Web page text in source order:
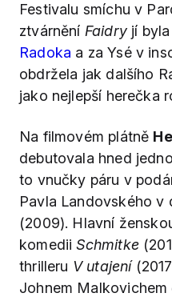
Festivalu smíchu v
ztvárnění Faidryjí byla
Radoka a za Ysé v
obdržela jak dalšího
jako nejlepší herečka
Na filmovém plátně
debutovala hned
to vnučky páru v
Pavla Landovského v
(2009). Hlavní
komediiSchmitke
thrilleru V utajení
Johnem Malkovichem